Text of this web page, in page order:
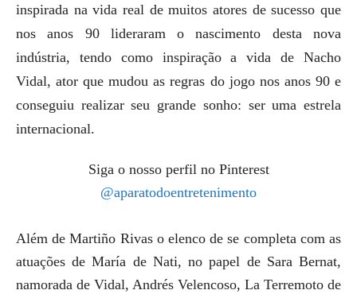
inspirada na vida real de muitos atores de sucesso que
nos anos 90 lideraram o nascimento desta nova
indústria, tendo como inspiração a vida de Nacho
Vidal, ator que mudou as regras do jogo nos anos 90 e
conseguiu realizar seu grande sonho: ser uma estrela
internacional.
Siga o nosso perfil no Pinterest
@aparatodoentretenimento
Além de Martiño Rivas o elenco de se completa com as
atuações de María de Nati, no papel de Sara Bernat,
namorada de Vidal, Andrés Velencoso, La Terremoto de